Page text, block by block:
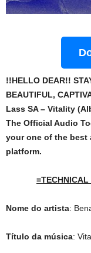
!!HELLO DEAR!!
BEAUTIFUL,
Lass SA – Vitality
The Official Audio
your one of the best
platform.
=TECHNICAL
Nome do artista:
Título da música: